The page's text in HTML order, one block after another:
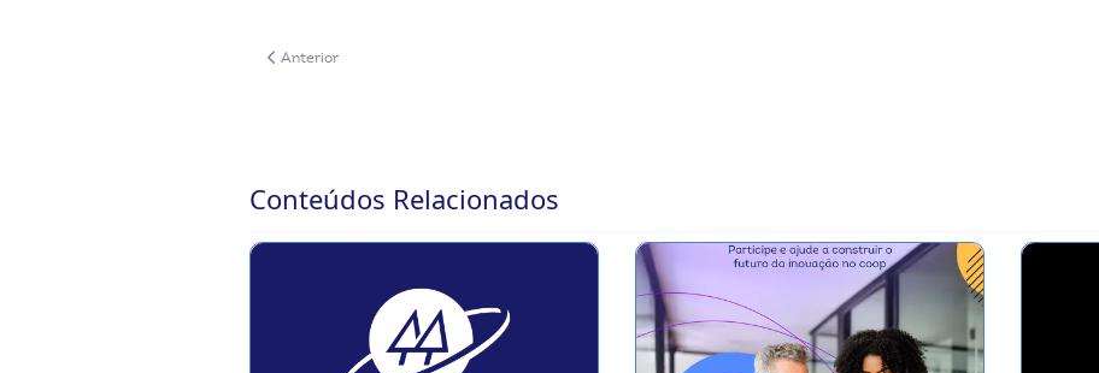
Artigo anterior: InovaCoop Videocast: a transformação digital na Unimed São Sebastião do Paraíso, com Matheus
Anterior
Conteúdos Relacionados